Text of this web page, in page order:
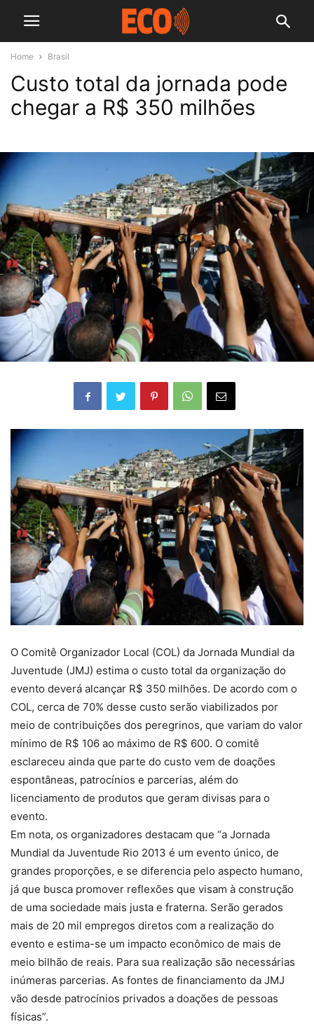
Home Brasil
Custo total da jornada pode
chegar a R$ 350 milhões
O Comitê Organizador Local (COL) da Jornada Mundial da
Juventude (JMJ) estima o custo total da organização do
evento deverá alcançar R$ 350 milhões. De acordo com o
COL, cerca de 70% desse custo serão viabilizados por
meio de contribuições dos peregrinos, que variam do valor
mínimo de R$ 106 ao máximo de R$ 600. O comitê
esclareceu ainda que parte do custo vem de doações
espontâneas, patrocínios e parcerias, além do
licenciamento de produtos que geram divisas para o
evento.
Em nota, os organizadores destacam que “a Jornada
Mundial da Juventude Rio 2013 é um evento único, de
grandes proporções, e se diferencia pelo aspecto humano,
já que busca promover reflexões que visam à construção
de uma sociedade mais justa e fraterna. Serão gerados
mais de 20 mil empregos diretos com a realização do
evento e estima-se um impacto econômico de mais de
meio bilhão de reais. Para sua realização são necessárias
inúmeras parcerias. As fontes de financiamento da JMJ
vão desde patrocínios privados a doações de pessoas
físicas”.